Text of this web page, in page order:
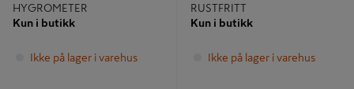
HYGROMETER
Kun i butikk
Ikke på lager i varehus
RUSTFRITT
Kun i butikk
Ikke på lager i varehus